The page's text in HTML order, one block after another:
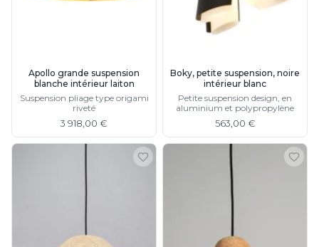
Interrupteurs
Toutes nos marques
Aldo Bernardi
Angel des Montagnes
Aromas
Arteriors
Barovier&Toso
Apollo grande suspension
blanche intérieur laiton
Suspension pliage type origami
riveté
3 918,00 €
Boky, petite suspension, noire
intérieur blanc
Petite suspension design, en
aluminium et polypropylène
563,00 €